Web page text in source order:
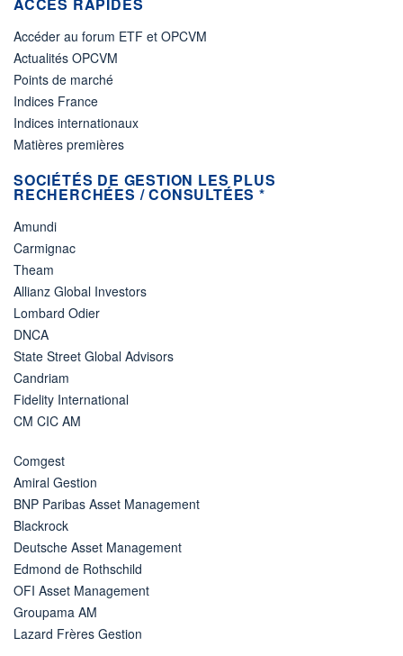
Accéder au forum ETF et OPCVM
Actualités OPCVM
Points de marché
Indices France
Indices internationaux
Matières premières
SOCIÉTÉS DE GESTION LES PLUS
RECHERCHÉES / CONSULTÉES *
Amundi
Carmignac
Theam
Allianz Global Investors
Lombard Odier
DNCA
State Street Global Advisors
Candriam
Fidelity International
CM CIC AM
Comgest
Amiral Gestion
BNP Paribas Asset Management
Blackrock
Deutsche Asset Management
Edmond de Rothschild
OFI Asset Management
Groupama AM
Lazard Frères Gestion